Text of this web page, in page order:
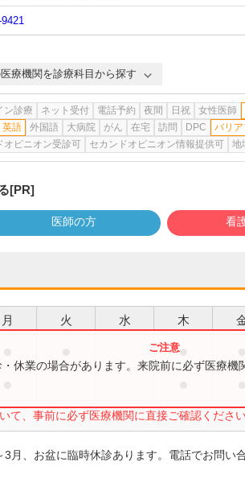
療機関を診療科目から探す
ン診療 ネット受付 電話予約 夜間 日祝 女性医師
英語 外国語 大病院 がん 在宅 訪問 DPC バリ
オピニオン受診可
セカンドオピニオン情報提供可 地
[PR]
医師の方 看
月 火 水 木
●
て、事前に必ず医療機関に直接ご確認ください
休業の場合があります。来院前に必ず医療機
月、お盆に臨時休診あります。電話でお問い